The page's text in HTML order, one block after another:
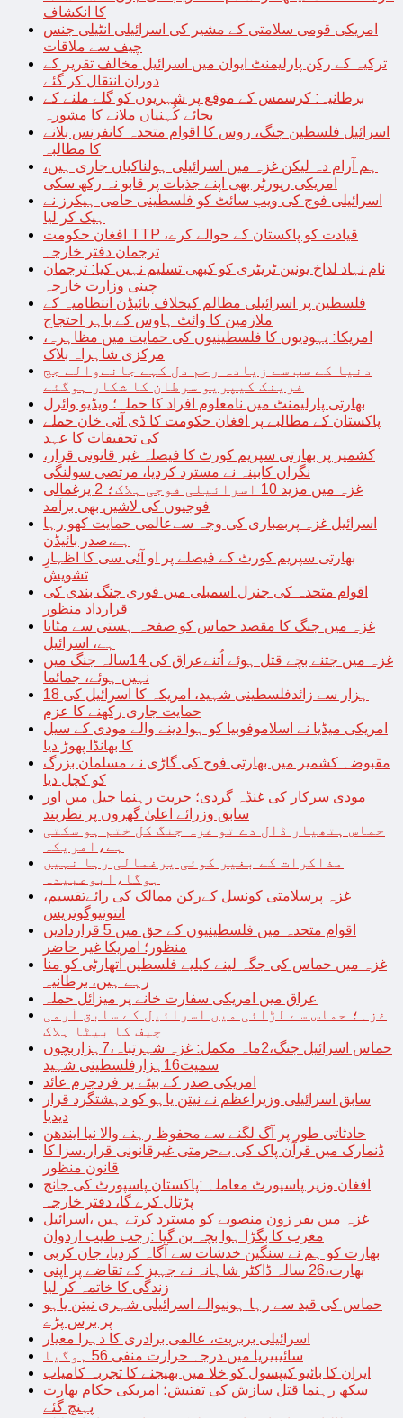
کا انکشاف
امریکی قومی سلامتی کے مشیر کی اسرائیلی انٹیلی جنس
چیف سے ملاقات
ترکیہ کے رکن پارلیمنٹ ایوان میں اسرائیل مخالف تقریر کے
دوران انتقال کر گئے
برطانیہ: کرسمس کے موقع پر شہریوں کو گلے ملنے کے
بجائے کُہنیاں ملانے کا مشورہ
اسرائیل فلسطین جنگ، روس کا اقوام متحدہ کانفرنس بلانے
کا مطالبہ
ہم آرام دہ لیکن غزہ میں اسرائیلی ہولناکیاں جاری ہیں،
امریکی رپورٹر بھی اپنے جذبات پر قابو نہ رکھ سکی
اسرائیلی فوج کی ویب سائٹ کو فلسطینی حامی ہیکرز نے
ہیک کر لیا
افغان حکومت TTP قیادت کو پاکستان کے حوالے کرے،
ترجمان دفتر خارجہ
نام نہاد لداخ یونین ٹریٹری کو کبھی تسلیم نہیں کیا: ترجمان
چینی وزارت خارجہ
فلسطین پر اسرائیلی مظالم کیخلاف بائیڈن انتظامیہ کے
ملازمین کا وائٹ ہاوس کے باہر احتجاج
امریکا: یہودیوں کا فلسطینیوں کی حمایت میں مظاہرہ،
مرکزی شاہراہ بلاک
دنیا کے سب سے زیادہ رحم دل کہے جانےوالے جج
فرینک کیپریو سرطان کا شکار ہوگئے
بھارتی پارلیمنٹ میں نامعلوم افراد کا حملہ؛ ویڈیو وائرل
پاکستان کے مطالبے پر افغان حکومت کا ڈی آئی خان حملے
کی تحقیقات کا عہد
کشمیر پر بھارتی سپریم کورٹ کا فیصلہ غیر قانونی قرار،
نگران کابینہ نے مسترد کردیا، مرتضی سولنگی
غزہ میں مزید 10 اسرائیلی فوجی ہلاک؛ 2 یرغمالی
فوجیوں کی لاشیں بھی برآمد
اسرائیل غزہ پربمباری کی وجہ سےعالمی حمایت کھو رہا
ہے،صدر بائیڈن
بھارتی سپریم کورٹ کے فیصلے پر او آئی سی کا اظہارِ
تشویش
اقوام متحدہ کی جنرل اسمبلی میں فوری جنگ بندی کی
قرارداد منظور
غزہ میں جنگ کا مقصد حماس کو صفحہ ہستی سے مٹانا
ہے، اسرائیل
غزہ میں جتنے بچے قتل ہوئے اُتنےعراق کی 14سالہ جنگ میں
نہیں ہوئے، جمائما
18 ہزار سے زائدفلسطینی شہید، امریکہ کا اسرائیل کی
حمایت جاری رکھنے کا عزم
امریکی میڈیا نے اسلاموفوبیا کو ہوا دینے والے مودی کے سیل
کا بھانڈا پھوڑ دیا
مقبوضہ کشمیر میں بھارتی فوج کی گاڑی نے مسلمان بزرگ
کو کچل دیا
مودی سرکار کی غنڈہ گردی؛ حریت رہنما جیل میں اور
سابق وزرائے اعلیٰ گھروں پر نظربند
حماس ہتھیار ڈال دے تو غزہ جنگ کل ختم ہو سکتی
ہے،امریکہ
مذاکرات کے بغیر کوئی یرغمالی رہا نہیں
ہوگا،ابوعبیدہ
غزہ پرسلامتی کونسل کےرکن ممالک کی رائےتقسیم،
انتونیوگوتریس
اقوام متحدہ میں فلسطینیوں کے حق میں 5 قراردادیں
منظور؛ امریکا غیر حاضر
غزہ میں حماس کی جگہ لینے کیلیے فلسطین اتھارٹی کو منا
رہے ہیں، برطانیہ
عراق میں امریکی سفارت خانے پر میزائل حملہ
غزہ؛ حماس سے لڑائی میں اسرائیل کے سابق آرمی
چیف کا بیٹا ہلاک
حماس اسرائیل جنگ،2ماہ مکمل: غزہ شہرتباہ،7ہزاربچوں
سمیت16ہزارفلسطینی شہید
امریکی صدر کے بیٹے پر فردجرم عائد
سابق اسرائیلی وزیراعظم نے نیتن یاہو کو دہشتگرد قرار
دیدیا
حادثاتی طور پر آگ لگنے سے محفوظ رہنے والا نیا ایندھن
ڈنمارک میں قرآن پاک کی بےحرمتی غیرقانونی قرار،سزا کا
قانون منظور
افغان وزیر پاسپورٹ معاملہ :پاکستان پاسپورٹ کی جانچ
پڑتال کرے گا، دفتر خارجہ
غزہ میں بفر زون منصوبے کو مسترد کرتے ہیں ،اسرائیل
مغرب کا بگڑا ہوا بچہ بن گیا :رجب طیب اردوان
بھارت کو ہم نے سنگین خدشات سے آگاہ کردیا، جان کربی
بھارت،26 سالہ ڈاکٹر شاہانہ نے جہیز کے تقاضے پر اپنی
زندگی کا خاتمہ کر لیا
حماس کی قید سے رہا ہونیوالے اسرائیلی شہری نیتن یاہو
پر برس پڑے
اسرائیلی بربریت، عالمی برادری کا دہرا معیار
سائیبیریا میں درجہ حرارت منفی 56 ہوگیا
ایران کا بائیو کیپسول کو خلا میں بھیجنے کا تجربہ کامیاب
سکھ رہنما قتل سازش کی تفتیش؛ امریکی حکام بھارت
پہنچ گئے